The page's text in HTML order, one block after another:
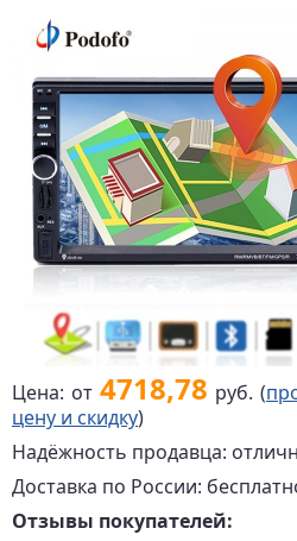
Цена: от 4718,78 руб. (
цену и скидку)
Надёжность продавца:
Доставка по России:
Отзывы покупателей: